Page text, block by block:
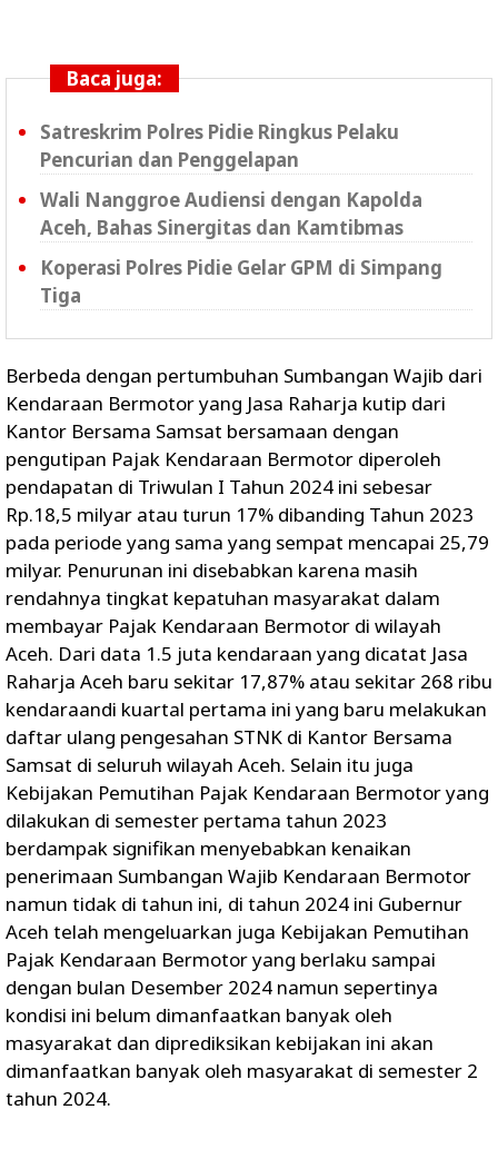
Baca juga:
Satreskrim Polres Pidie Ringkus Pelaku
Pencurian dan Penggelapan
Wali Nanggroe Audiensi dengan Kapolda
Aceh, Bahas Sinergitas dan Kamtibmas
Koperasi Polres Pidie Gelar GPM di Simpang
Tiga
Berbeda dengan pertumbuhan Sumbangan Wajib dari
Kendaraan Bermotor yang Jasa Raharja kutip dari
Kantor Bersama Samsat bersamaan dengan
pengutipan Pajak Kendaraan Bermotor diperoleh
pendapatan di Triwulan I Tahun 2024 ini sebesar
Rp.18,5 milyar atau turun 17% dibanding Tahun 2023
pada periode yang sama yang sempat mencapai 25,79
milyar. Penurunan ini disebabkan karena masih
rendahnya tingkat kepatuhan masyarakat dalam
membayar Pajak Kendaraan Bermotor di wilayah
Aceh. Dari data 1.5 juta kendaraan yang dicatat Jasa
Raharja Aceh baru sekitar 17,87% atau sekitar 268 ribu
kendaraandi kuartal pertama ini yang baru melakukan
daftar ulang pengesahan STNK di Kantor Bersama
Samsat di seluruh wilayah Aceh. Selain itu juga
Kebijakan Pemutihan Pajak Kendaraan Bermotor yang
dilakukan di semester pertama tahun 2023
berdampak signifikan menyebabkan kenaikan
penerimaan Sumbangan Wajib Kendaraan Bermotor
namun tidak di tahun ini, di tahun 2024 ini Gubernur
Aceh telah mengeluarkan juga Kebijakan Pemutihan
Pajak Kendaraan Bermotor yang berlaku sampai
dengan bulan Desember 2024 namun sepertinya
kondisi ini belum dimanfaatkan banyak oleh
masyarakat dan diprediksikan kebijakan ini akan
dimanfaatkan banyak oleh masyarakat di semester 2
tahun 2024.